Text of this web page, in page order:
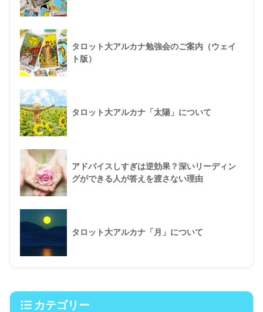
タロット大アルカナ勉強会のご案内（ウェイ
ト版）
タロット大アルカナ「太陽」について
アドバイスしすぎは逆効果？深いリーディン
グができる人が答えを渡さない理由
タロット大アルカナ「月」について
カテゴリー